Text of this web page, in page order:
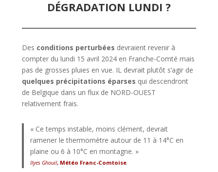
DÉGRADATION LUNDI ?
Des conditions perturbées devraient revenir à
compter du lundi 15 avril 2024 en Franche-Comté mais
pas de grosses pluies en vue. IL devrait plutôt s’agir de
quelques précipitations éparses qui descendront
de Belgique dans un flux de NORD-OUEST
relativement frais.
« Ce temps instable, moins clément, devrait
ramener le thermomètre autour de 11 à 14°C en
plaine ou 6 à 10°C en montagne. »
Ilyes Ghouil, Météo Franc-Comtoise